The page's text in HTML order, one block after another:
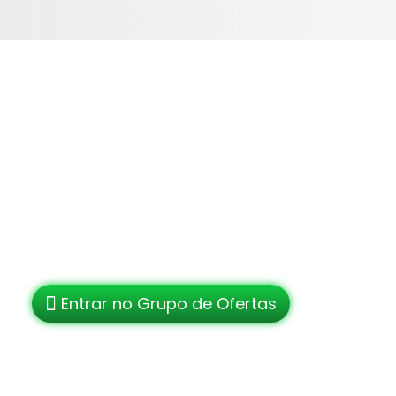
Entrar no Grupo de Ofertas